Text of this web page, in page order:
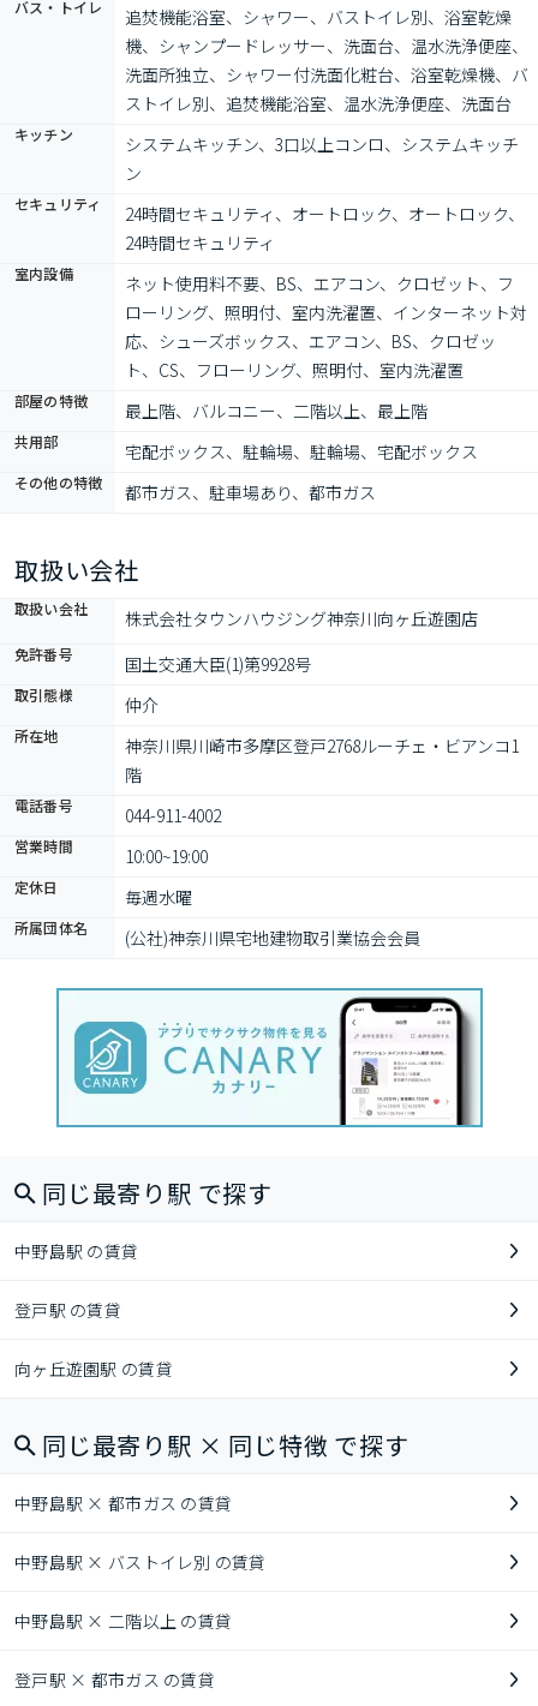
バス・トイレ
追焚機能浴室、シャワー、バストイレ別、浴室乾燥
機、シャンプードレッサー、洗面台、温水洗浄便座、
洗面所独立、シャワー付洗面化粧台、浴室乾燥機、バ
ストイレ別、追焚機能浴室、温水洗浄便座、洗面台
キッチン
システムキッチン、3口以上コンロ、システムキッチ
ン
セキュリティ
24時間セキュリティ、オートロック、オートロック、
24時間セキュリティ
室内設備
ネット使用料不要、BS、エアコン、クロゼット、フ
ローリング、照明付、室内洗濯置、インターネット対
応、シューズボックス、エアコン、BS、クロゼッ
ト、CS、フローリング、照明付、室内洗濯置
部屋の特徴 最上階、バルコニー、二階以上、最上階
共用部 宅配ボックス、駐輪場、駐輪場、宅配ボックス
その他の特徴 都市ガス、駐車場あり、都市ガス
取扱い会社
取扱い会社 株式会社タウンハウジング神奈川向ヶ丘遊園店
免許番号 国土交通大臣(1)第9928号
取引態様 仲介
所在地
神奈川県川崎市多摩区登戸2768ルーチェ・ビアンコ1
階
電話番号 044-911-4002
営業時間 10:00~19:00
定休日 毎週水曜
所属団体名 (公社)神奈川県宅地建物取引業協会会員
同じ最寄り駅 で探す
中野島駅 の賃貸
登戸駅 の賃貸
向ヶ丘遊園駅 の賃貸
同じ最寄り駅 × 同じ特徴 で探す
中野島駅 × 都市ガス の賃貸
中野島駅 × バストイレ別 の賃貸
中野島駅 × 二階以上 の賃貸
登戸駅 × 都市ガス の賃貸